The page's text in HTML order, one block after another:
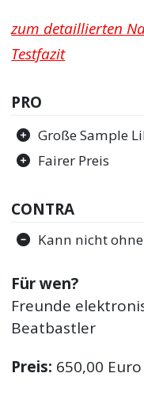
zum detaillierten
Testfazit
PRO
Große Sample
Fairer Preis
CONTRA
Kann nicht
Für wen?
Freunde
Beatbastler
Preis: 650,00 Euro